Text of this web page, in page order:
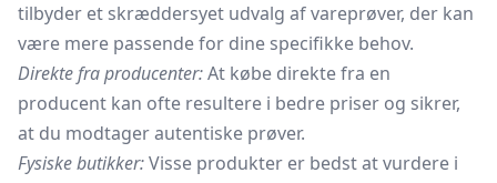
tilbyder et skræddersyet udvalg af vareprøver, der kan
være mere passende for dine specifikke behov.
Direkte fra producenter:At købe direkte fra en
producent kan ofte resultere i bedre priser og sikrer,
at du modtager autentiske prøver.
Fysiske butikker:Visse produkter er bedst at vurdere i